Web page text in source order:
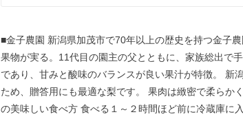
■金子農園 新潟県加茂市で70年以上の歴史を持つ金子
果物が実る。11代目の園主の父とともに、家族総出で
であり、甘みと酸味のバランスが良い果汁が特徴。 新
ため、贈答用にも最適な梨です。 果肉は緻密で柔らか
の美味しい食べ方 食べる１～２時間ほど前に冷蔵庫に